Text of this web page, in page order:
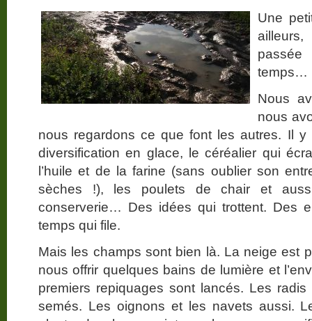
Une
temps…
Nous
nous
nous regardons ce que font les autres. Il y
diversification en glace, le céréalier qui
l’huile et de la farine (sans oublier son
sèches !), les poulets de chair et
conserverie… Des idées qui trottent. Des
temps qui file.
Mais les champs sont bien là. La neige est
nous offrir quelques bains de lumière et
premiers repiquages sont lancés. Les radis
semés. Les oignons et les navets aussi.